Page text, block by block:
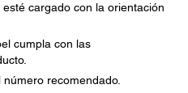
cargado con la orientación
cumpla con las
recomendado.